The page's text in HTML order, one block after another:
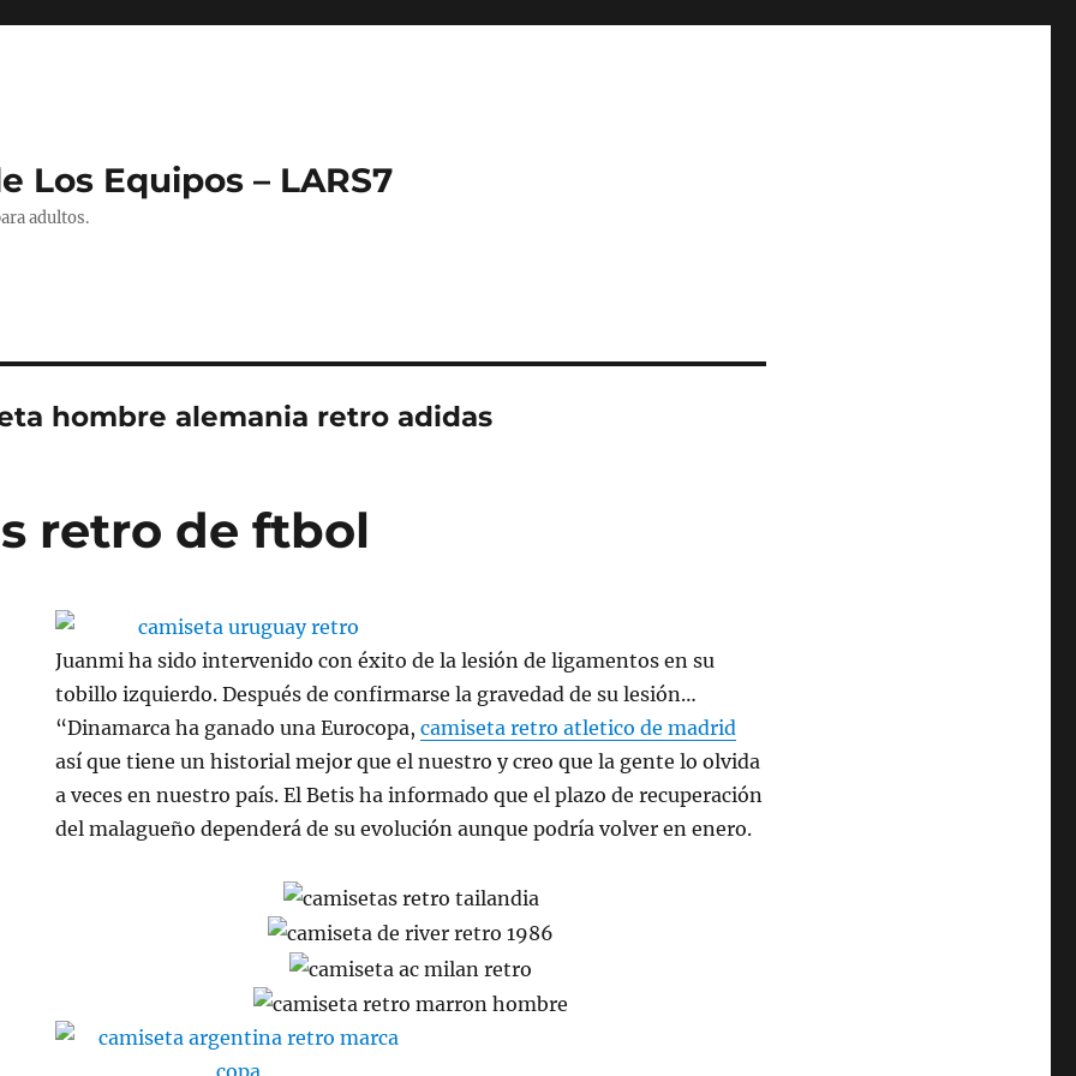
Los Equipos – LARS7
adultos.
hombre alemania retro adidas
retro de ftbol
Juanmi ha sido intervenido con éxito de la lesión de ligamentos en su
tobillo izquierdo. Después de confirmarse la gravedad de su lesión…
“Dinamarca ha ganado una Eurocopa,camiseta retro atletico de madrid
así que tiene un historial mejor que el nuestro y creo que la gente lo olvida
a veces en nuestro país. El Betis ha informado que el plazo de recuperación
del malagueño dependerá de su evolución aunque podría volver en enero.